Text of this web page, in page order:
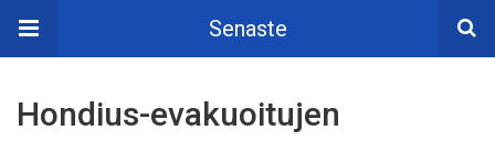
Senaste
Hondius-evakuoitujen